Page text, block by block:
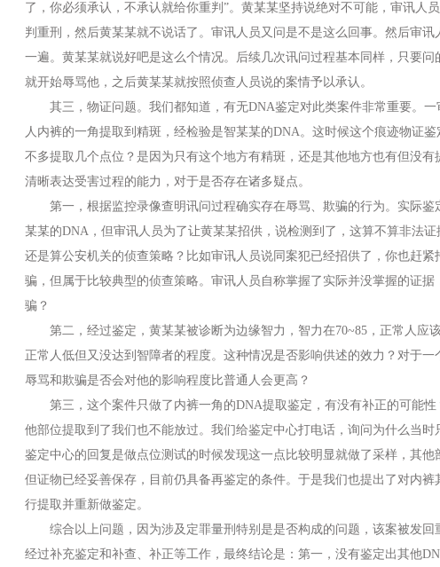
了，你必须承认，不承认就给你重判”。黄某某坚持说绝对不可能，审讯人
判重刑，然后黄某某就不说话了。审讯人员又问是不是这么回事。然后审讯
一遍。黄某某就说好吧是这么个情况。后续几次讯问过程基本同样，只要问
就开始辱骂他，之后黄某某就按照侦查人员说的案情予以承认。
其三，物证问题。我们都知道，有无DNA鉴定对此类案件非常重要。一
人内裤的一角提取到精斑，经检验是智某某的DNA。这时候这个痕迹物证
不多提取几个点位？是因为只有这个地方有精斑，还是其他地方也有但没有
清晰表达受害过程的能力，对于是否存在诸多疑点。
第一，根据监控录像查明讯问过程确实存在辱骂、欺骗的行为。实际鉴
某某的DNA，但审讯人员为了让黄某某招供，说检测到了，这算不算非法证
还是算公安机关的侦查策略？比如审讯人员说同案犯已经招供了，你也赶紧
骗，但属于比较典型的侦查策略。审讯人员自称掌握了实际并没掌握的证据
骗？
第二，经过鉴定，黄某某被诊断为边缘智力，智力在70~85，正常人应
正常人低但又没达到智障者的程度。这种情况是否影响供述的效力？对于一
辱骂和欺骗是否会对他的影响程度比普通人会更高？
第三，这个案件只做了内裤一角的DNA提取鉴定，有没有补正的可能性
他部位提取到了我们也不能放过。我们给鉴定中心打电话，询问为什么当时
鉴定中心的回复是做点位测试的时候发现这一点比较明显就做了采样，其他
但证物已经妥善保存，目前仍具备再鉴定的条件。于是我们也提出了对内裤
行提取并重新做鉴定。
综合以上问题，因为涉及定罪量刑特别是是否构成的问题，该案被发回
经过补充鉴定和补查、补正等工作，最终结论是：第一，没有鉴定出其他